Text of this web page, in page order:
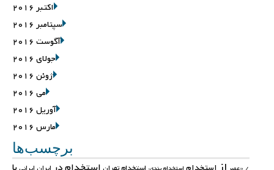
اکتبر 2016
سپتامبر 2016
آگوست 2016
جولای 2016
ژوئن 2016
می 2016
آوریل 2016
مارس 2016
برچسب‌ها